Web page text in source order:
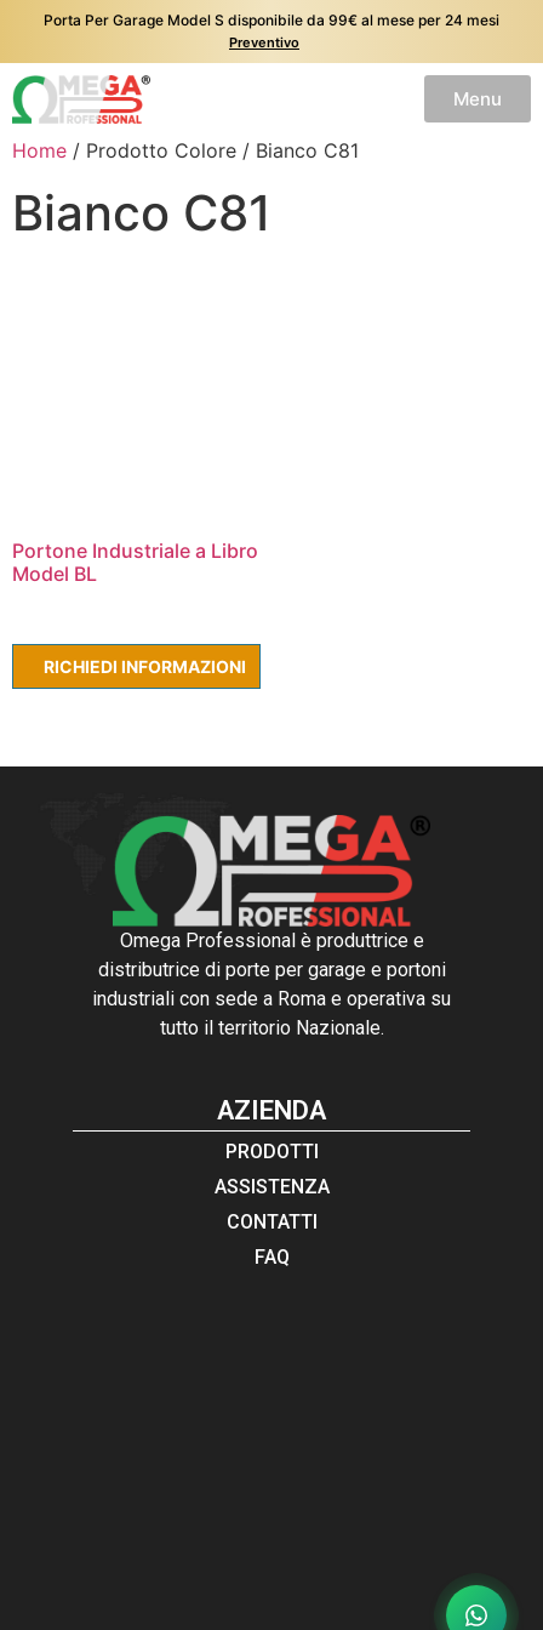
Porta Per Garage Model S disponibile da 99€ al mese per 24 mesi
Preventivo
Menu
Home / Prodotto Colore / Bianco C81
Bianco C81
Portone Industriale a Libro
Model BL
RICHIEDI INFORMAZIONI
Omega Professional è produttrice e
distributrice di porte per garage e portoni
industriali con sede a Roma e operativa su
tutto il territorio Nazionale.
AZIENDA
PRODOTTI
ASSISTENZA
CONTATTI
FAQ